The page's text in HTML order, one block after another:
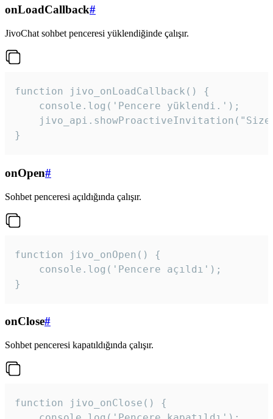
onLoadCallback#
JivoChat sohbet penceresi yüklendiğinde çalışır.
function jivo_onLoadCallback() {
    console.log('Pencere yüklendi.');
}
onOpen#
Sohbet penceresi açıldığında çalışır.
function jivo_onOpen() {
    console.log('Pencere açıldı');
}
onClose#
Sohbet penceresi kapatıldığında çalışır.
function jivo_onClose() {